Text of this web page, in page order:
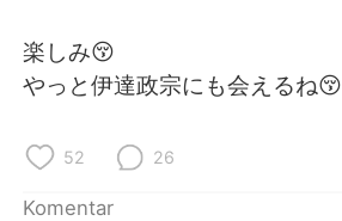
Deutsch 日本語
ไทย
楽しみ😚
やっと伊達政宗にも会えるね😚
52 26
Komentar